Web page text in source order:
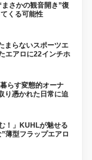
さかの観音開き”復
くる可能性
まらないスポーツエ
エアロに22インチホ
らす変態的オーナ
り憑かれた日常に迫
！」KUHLが魅せる
薄型フラップエアロ